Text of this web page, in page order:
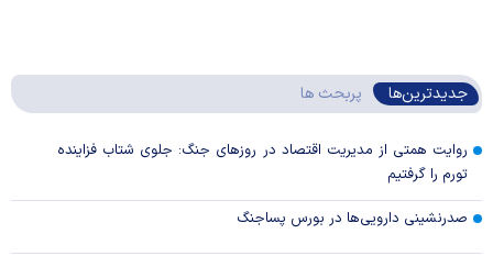
جدیدترین‌ها پربحث ها
روایت همتی از مدیریت اقتصاد در روزهای جنگ: جلوی شتاب فزاینده
تورم را گرفتیم
صدرنشینی دارویی‌ها در بورس پساجنگ